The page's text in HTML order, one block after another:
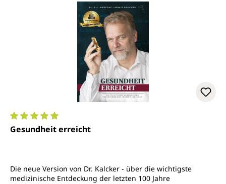
Durchschnittliche Bewertung von 4.9 von 5 Sternen
Gesundheit erreicht
Die neue Version von Dr. Kalcker - über die wichtigste
medizinische Entdeckung der letzten 100 Jahre